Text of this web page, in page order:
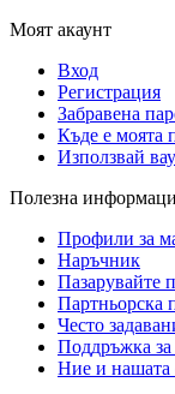
Моят акаунт
Вход
Регистрация
Забравена
Къде е моята
Използвай
Полезна
Профили за
Наръчник
Пазарувайте
Партньорска
Често
Поддръжка за
Ние и нашата